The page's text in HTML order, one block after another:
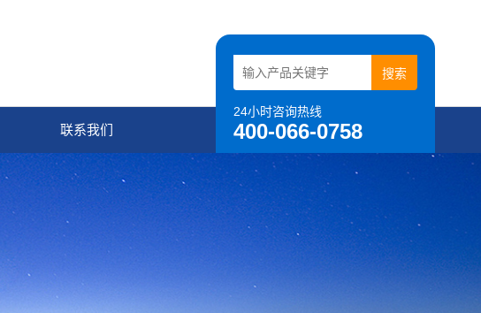
24小时咨询热线
400-066-0758
联系我们